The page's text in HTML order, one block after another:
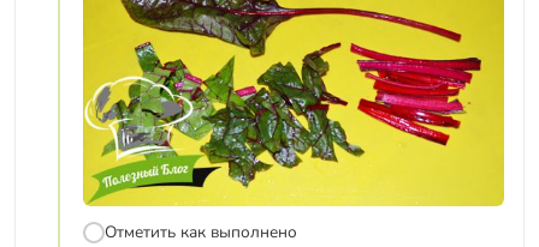
Отметить как выполнено